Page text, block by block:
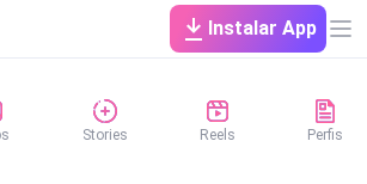
Instalar App
Stories Reels Perfis